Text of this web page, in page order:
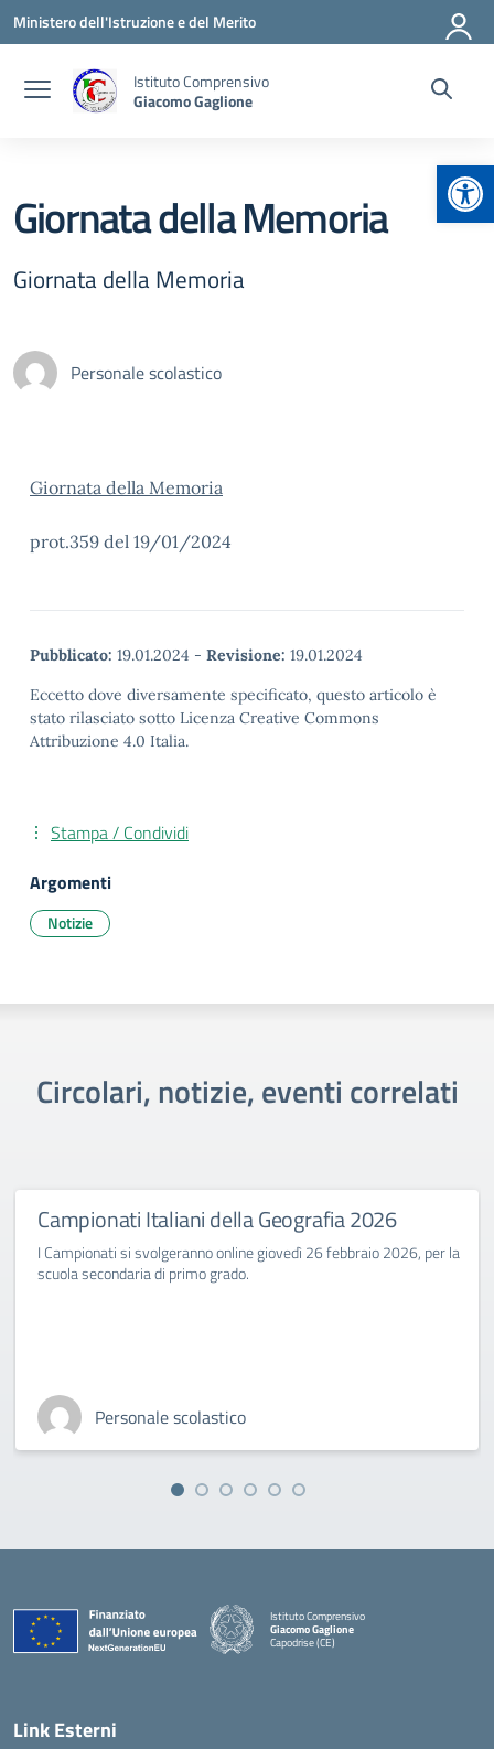
Vai ai contenuti
Vai al menu di navigazione
Vai al footer
Ministero dell'Istruzione e del Merito
Istituto Comprensivo
Giacomo Gaglione
Giornata della Memoria
Giornata della Memoria
Personale scolastico
Giornata della Memoria
prot.359 del 19/01/2024
Pubblicato: 19.01.2024 - Revisione: 19.01.2024
Eccetto dove diversamente specificato, questo articolo è
stato rilasciato sotto Licenza Creative Commons
Attribuzione 4.0 Italia.
Stampa / Condividi
Argomenti
Notizie
Circolari, notizie, eventi correlati
Campionati Italiani della Geografia 2026
I Campionati si svolgeranno online giovedì 26 febbraio 2026, per la
scuola secondaria di primo grado.
Personale scolastico
Istituto Comprensivo
Giacomo Gaglione
Capodrise (CE)
— Visita la pagina iniziale della scuola
Link Esterni